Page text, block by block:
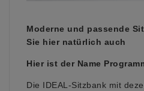
Moderne und passende
Sie hier natürlich auch
Hier ist der Name
Die IDEAL-Sitzbank mit